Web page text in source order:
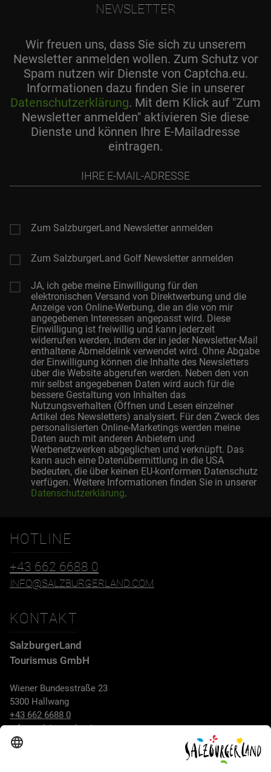
NEWSLETTER
Wir freuen uns, dass Sie sich zu unserem
Newsletter anmelden wollen. Zum Schutz vor
Spam nutzen wir Dienste von Captcha.eu.
Informationen dazu finden Sie in unserer
Datenschutzerklärung. Mit dem Klick auf "Zum
Newsletter anmelden" aktivieren Sie diese
Dienste und können Ihre E-Mailadresse
eintragen.
Mail-
Zum SalzburgerLand Newsletter anmelden
Zum SalzburgerLand Golf Newsletter anmelden
JA, ich gebe meine Einwilligung für den
elektronischen Versand von Direktwerbung und die
Anzeige von Online-Werbung, die an die von mir
angegebenen Interessen angepasst wird. Diese
Einwilligung ist freiwillig und kann jederzeit
widerrufen werden, indem der in jeder Newsletter-Mail
enthaltene Abmeldelink verwendet wird. Ohne Abgabe
der Einwilligung können die Inhalte des Newsletters
über die Website abgerufen werden. Neben den von
mir selbst angegebenen Daten wird auch für die
bessere Gestaltung von Inhalten das
Nutzungsverhalten (Öffnen und Lesen einzelner
Artikel des Newsletters) analysiert. Für den Zweck des
personalisierten Online-Marketings werden meine
Daten auch mit anderen Anbietern und
Werbenetzwerken abgeglichen und verknüpft. Das
kann auch eine Datenübermittlung in die USA
bedeuten, die über keinen EU-konformen Datenschutz
verfügen. Weitere Informationen finden Sie in unserer
Datenschutzerklärung.
HOTLINE
+43 662 6688 0
INFO@SALZBURGERLAND.COM
KONTAKT
SalzburgerLand
Tourismus GmbH
Wiener Bundesstraße 23
5300 Hallwang
+43 662 6688 0
info@salzburgerland.com